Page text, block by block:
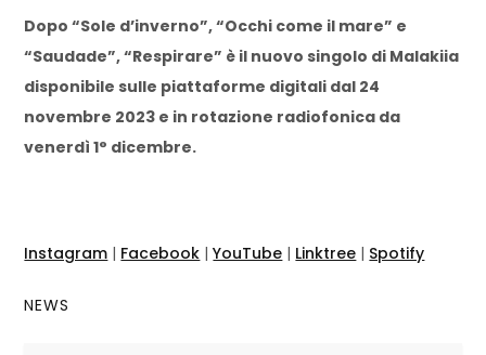
Dopo “Sole d’inverno”, “Occhi come il mare” e
“Saudade”, “Respirare” è il nuovo singolo di Malakiia
disponibile sulle piattaforme digitali dal 24
novembre 2023 e in rotazione radiofonica da
venerdì 1° dicembre.
Instagram | Facebook |YouTube | Linktree | Spotify
NEWS